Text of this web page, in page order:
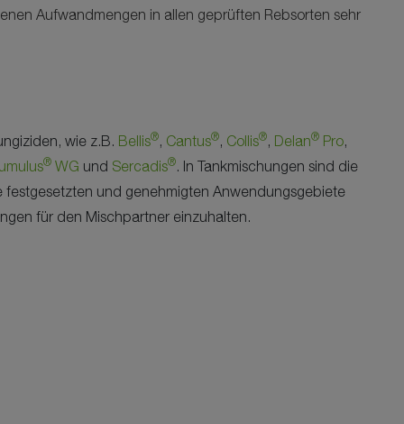
Aufwandmengen in allen geprüften Rebsorten sehr
wie z.B. Bellis®, Cantus®, Collis®, Delan® Pro,
® WG und Sercadis®. In Tankmischungen sind die
festgesetzten und genehmigten Anwendungsgebiete
für den Mischpartner einzuhalten.